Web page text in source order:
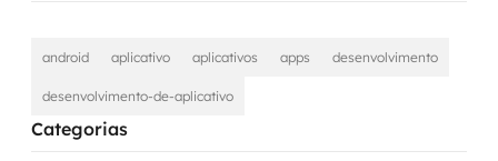
android aplicativo aplicativos apps desenvolvimento
desenvolvimento-de-aplicativo
Categorias